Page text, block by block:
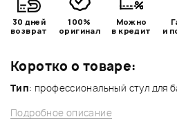
Коротко о товаре:
Тип: профессиональный стул для
Подробное описание
30 дней
возврат
100%
оригинал
Можно
в кредит
и